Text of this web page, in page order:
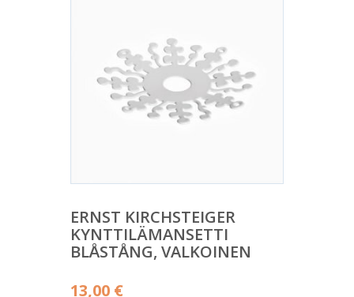
ERNST KIRCHSTEIGER
KYNTTILÄMANSETTI
BLÅSTÅNG, VALKOINEN
13,00 €